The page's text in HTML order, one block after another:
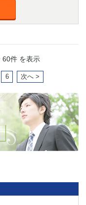
60件 を表示
6 次へ >